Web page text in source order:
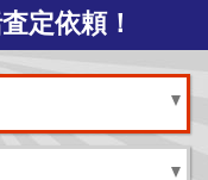
定依頼！